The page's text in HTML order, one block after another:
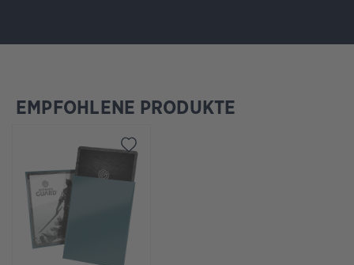
Omitir la galería de productos
EMPFOHLENE PRODUKTE